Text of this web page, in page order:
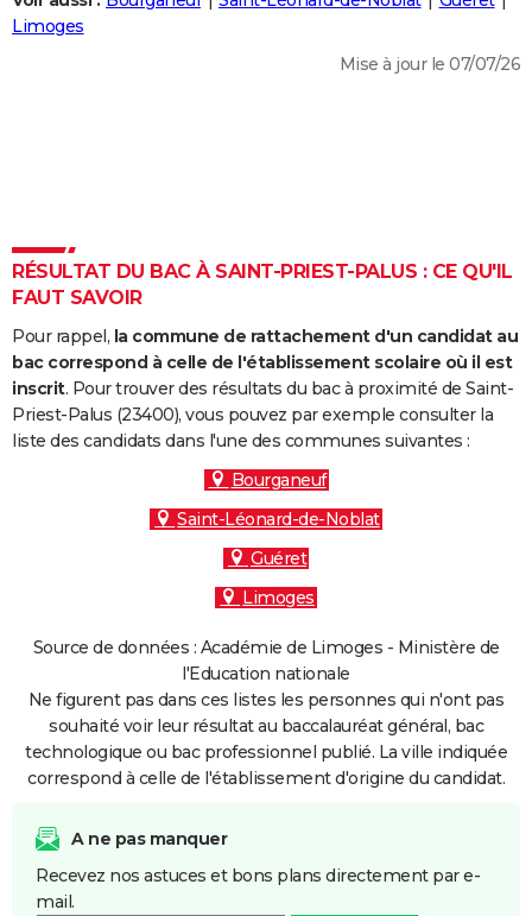
Destinations
City break
Voyage nature
Voyage de noces
Forum
Climat
+
PHOTO
Dictionnaire
Biographies
Citations
Expressions
Proverbes
PROGRAMME TV
S'inscrire
Se connecter
Lycées
Collèges
Primaires
Universités
Entreprises
Service militaire
Avis de recherche
AVIS DE DÉCÈS
FORUM
Limoges
Mise à jour le 07/07/26
RÉSULTAT DU BAC À SAINT-PRIEST-PALUS : CE QU'IL
FAUT SAVOIR
Pour rappel, la commune de rattachement d'un candidat au
bac correspond à celle de l'établissement scolaire où il est
inscrit. Pour trouver des résultats du bac à proximité de Saint-
Priest-Palus (23400), vous pouvez par exemple consulter la
liste des candidats dans l'une des communes suivantes :
Bourganeuf
Saint-Léonard-de-Noblat
Guéret
Limoges
Source de données : Académie de Limoges - Ministère de
l'Education nationale
Ne figurent pas dans ces listes les personnes qui n'ont pas
souhaité voir leur résultat au baccalauréat général, bac
technologique ou bac professionnel publié. La ville indiquée
correspond à celle de l'établissement d'origine du candidat.
A ne pas manquer
Recevez nos astuces et bons plans directement par e-
mail.